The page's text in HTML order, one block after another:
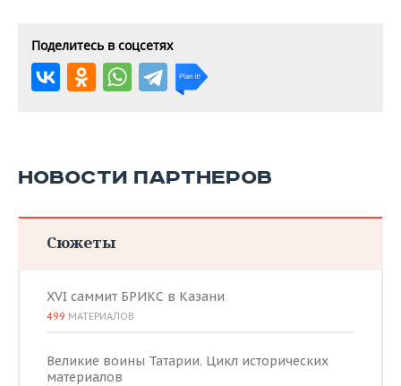
Поделитесь в соцсетях
НОВОСТИ ПАРТНЕРОВ
Сюжеты
XVI саммит БРИКС в Казани
499 МАТЕРИАЛОВ
Великие воины Татарии. Цикл исторических
материалов